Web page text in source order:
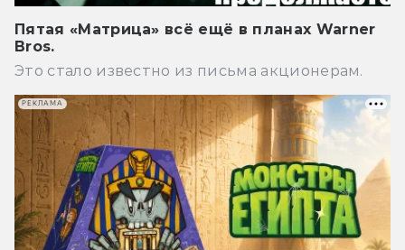
Пятая «Матрица» всё ещё в планах Warner
Bros.
Это стало известно из письма акционерам.
РЕКЛАМА